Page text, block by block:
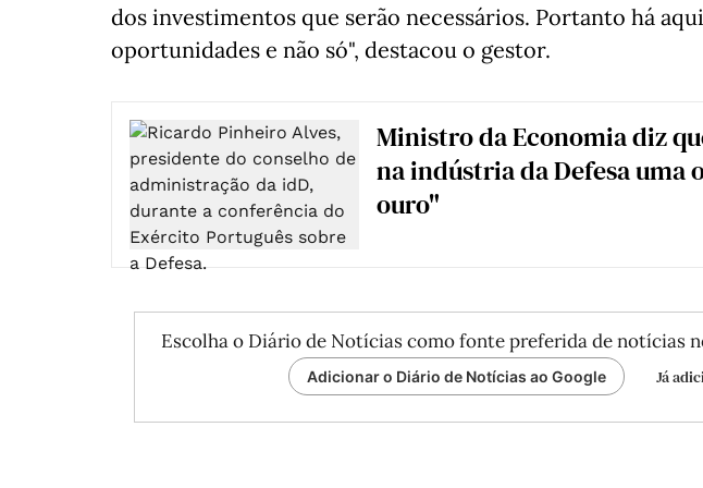
dos investimentos que serão necessários. Portanto há
oportunidades e não só", destacou o gestor.
Ministro da Economia diz
na indústria da Defesa uma
ouro"
Escolha o Diário de Notícias como fonte preferida de notícias
Adicionar o Diário de Notícias ao Google Já